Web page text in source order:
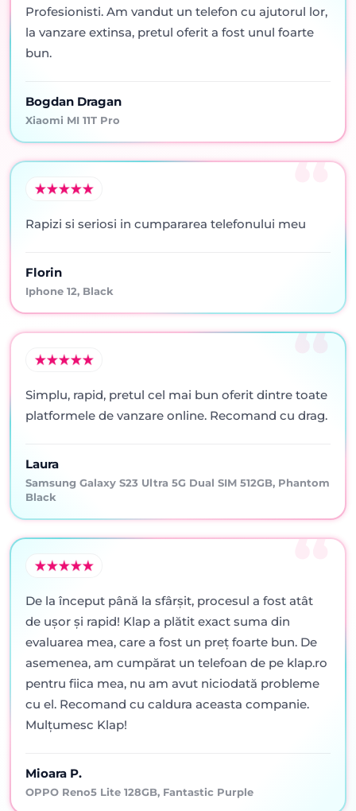
Profesionisti. Am vandut un telefon cu ajutorul lor,
la vanzare extinsa, pretul oferit a fost unul foarte
bun.
Bogdan Dragan
Xiaomi MI 11T Pro
Rapizi si seriosi in cumpararea telefonului meu
Florin
Iphone 12, Black
Simplu, rapid, pretul cel mai bun oferit dintre toate
platformele de vanzare online. Recomand cu drag.
Laura
Samsung Galaxy S23 Ultra 5G Dual SIM 512GB, Phantom
Black
De la început până la sfârșit, procesul a fost atât
de ușor și rapid! Klap a plătit exact suma din
evaluarea mea, care a fost un preț foarte bun. De
asemenea, am cumpărat un telefoan de pe klap.ro
pentru fiica mea, nu am avut niciodată probleme
cu el. Recomand cu caldura aceasta companie.
Mulțumesc Klap!
Mioara P.
OPPO Reno5 Lite 128GB, Fantastic Purple